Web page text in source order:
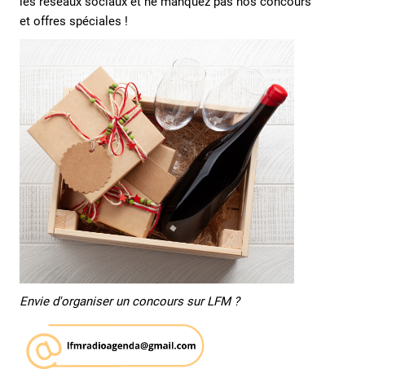
et offres spéciales !
Envie d'organiser un concours sur LFM ?